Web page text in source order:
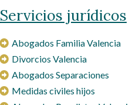
Servicios jurídicos
Abogados Familia Valencia
Divorcios Valencia
Abogados Separaciones
Medidas civiles hijos